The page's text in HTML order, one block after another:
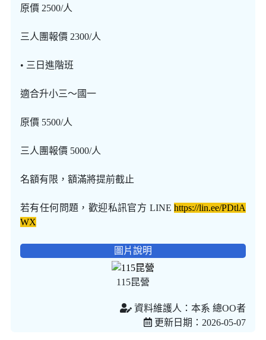
原價 2500/人
三人團報價 2300/人
• 三日進階班
適合升小三～國一
原價 5500/人
三人團報價 5000/人
名額有限，額滿將提前截止
若有任何問題，歡迎私訊官方 LINE https://lin.ee/PDtlA
WX
圖片說明
115昆營
資料維護人：本系 總OO者
更新日期：2026-05-07